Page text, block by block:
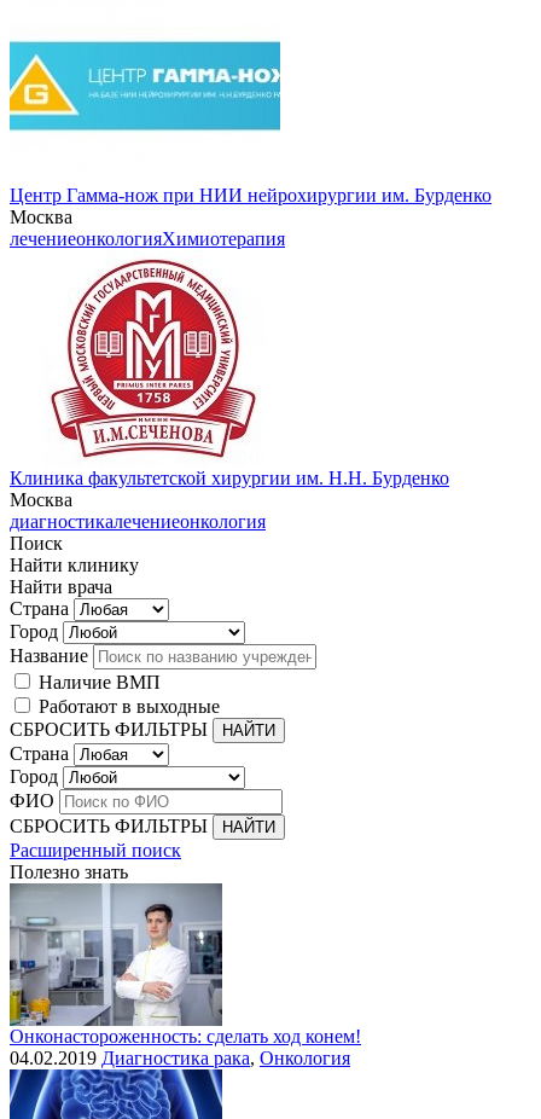
Центр Гамма-нож при НИИ нейрохирургии им. Бурденко
Москва
лечениеонкологияХимиотерапия
Клиника факультетской хирургии им. Н.Н. Бурденко
Москва
диагностикалечениеонкология
Поиск
Найти клинику
Найти врача
Страна
Город
Название
Наличие ВМП
Работают в выходные
СБРОСИТЬ ФИЛЬТРЫ
Страна
Город
ФИО
СБРОСИТЬ ФИЛЬТРЫ
Расширенный поиск
Полезно знать
Онконастороженность: сделать ход конем!
04.02.2019 Диагностика рака, Онкология